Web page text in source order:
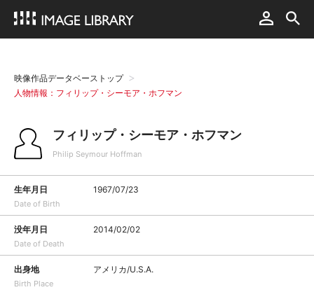
映像作品データベーストップ
人物情報：フィリップ・シーモア・ホフマン
フィリップ・シーモア・ホフマン
Philip Seymour Hoffman
生年月日
Date of Birth
1967/07/23
没年月日
Date of Death
2014/02/02
出身地
Birth Place
アメリカ/U.S.A.